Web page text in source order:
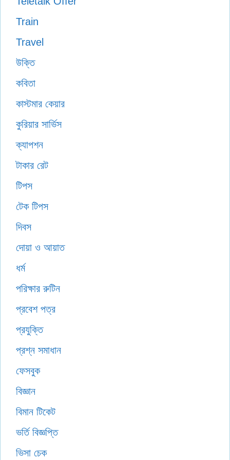
Train
Travel
উক্তি
কবিতা
কাস্টমার কেয়ার
কুরিয়ার সার্ভিস
ক্যাপশন
টাকার রেট
টিপস
টেক টিপস
দিবস
দোয়া ও আয়াত
ধর্ম
পরিক্ষার রুটিন
প্রবেশ পত্র
প্রযুক্তি
প্রশ্ন সমাধান
ফেসবুক
বিজ্ঞান
বিমান টিকেট
ভর্তি বিজ্ঞপ্তি
ভিসা চেক